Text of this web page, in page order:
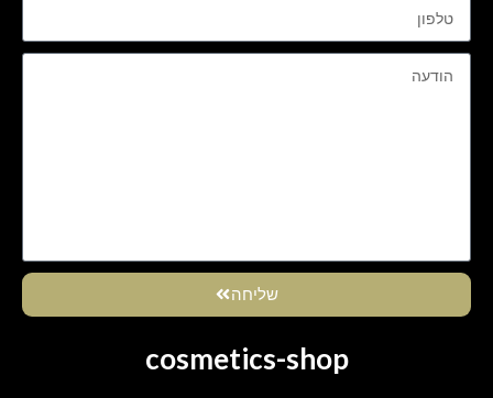
שליחה
cosmetics-shop